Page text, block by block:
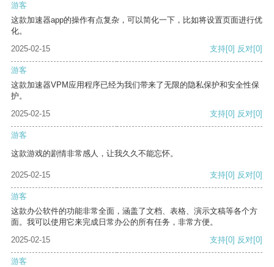
游客
这款加速器app的操作有点复杂，可以简化一下，比如将设置页面进行优
化。
2025-02-15
支持[0] 反对[0]
游客
这款加速器VPM应用程序已经为我们带来了无限的隐私保护和安全性保
护。
2025-02-15
支持[0] 反对[0]
游客
这款游戏的剧情非常感人，让我久久不能忘怀。
2025-02-15 支持[0] 反对[0]
游客
这款办公软件的功能非常全面，涵盖了文档、表格、演示文稿等各个方
面。我可以使用它来完成日常办公的所有任务，非常方便。
2025-02-15
支持[0] 反对[0]
游客